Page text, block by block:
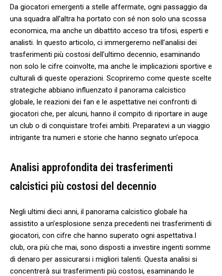
Da ‍giocatori emergenti a ​stelle affermate, ‍ogni passaggio da
una squadra all’altra ha portato ‍con sé non solo una scossa
economica, ma anche un‌ dibattito acceso tra tifosi, esperti e
analisti. In‌ questo articolo, ci immergeremo ‌nell’analisi dei
trasferimenti⁢ più costosi dell’ultimo⁢ decennio,‍ esaminando
non solo le​ cifre ‍coinvolte, ma⁤ anche le implicazioni sportive e
culturali di queste ​operazioni.​ Scopriremo come ‌queste scelte
⁤strategiche⁣ abbiano influenzato‌ il panorama ‍calcistico ​
globale, le⁣ reazioni dei fan⁢ e le ‌aspettative nei confronti di
giocatori ​che, per alcuni, hanno⁤ il ⁤compito di riportare⁣ in⁤ auge​
un club o di conquistare ‌trofei ambiti. Preparatevi a⁣ un viaggio
intrigante tra numeri e storie che ⁣hanno segnato un’epoca.
Analisi approfondita dei ​trasferimenti⁢
calcistici più costosi ‍del decennio
Negli ultimi dieci⁤ anni, il ⁢panorama‌ calcistico globale ha⁤
assistito a un’esplosione senza precedenti nei trasferimenti di
⁢giocatori,⁤ con cifre ⁢che hanno superato ogni aspettativa.I⁣
club, ora più che mai, sono disposti ‍a ‌investire ingenti ⁣somme
⁢di denaro per assicurarsi ⁢i migliori talenti.​ Questa​ analisi⁣ si⁣
concentrerà sui trasferimenti più costosi, esaminando‍ le